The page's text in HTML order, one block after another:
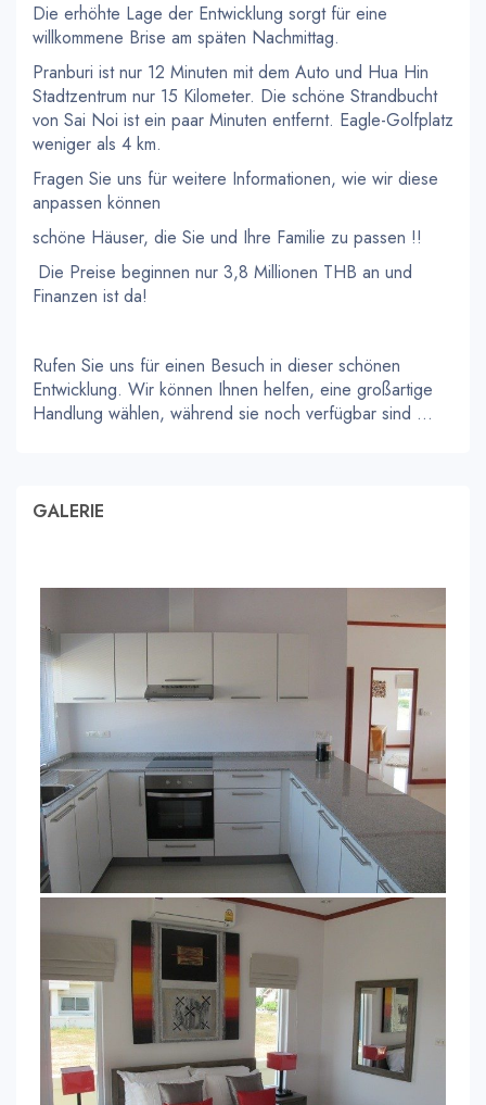
Die erhöhte Lage der Entwicklung sorgt für eine
willkommene Brise am späten Nachmittag.
Pranburi ist nur 12 Minuten mit dem Auto und Hua Hin
Stadtzentrum nur 15 Kilometer. Die schöne Strandbucht
von Sai Noi ist ein paar Minuten entfernt. Eagle-Golfplatz
weniger als 4 km.
Fragen Sie uns für weitere Informationen, wie wir diese
anpassen können
schöne Häuser, die Sie und Ihre Familie zu passen !!
Die Preise beginnen nur 3,8 Millionen THB an und
Finanzen ist da!
Rufen Sie uns für einen Besuch in dieser schönen
Entwicklung. Wir können Ihnen helfen, eine großartige
Handlung wählen, während sie noch verfügbar sind ...
GALERIE